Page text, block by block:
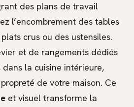
des plans de travail
l’encombrement des tables
crus ou des ustensiles.
et de rangements dédiés
dans la cuisine intérieure,
de votre maison. Ce
et visuel transforme la